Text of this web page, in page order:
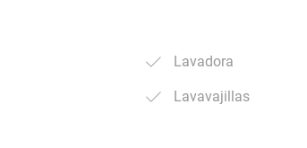
Lavadora
Lavavajillas